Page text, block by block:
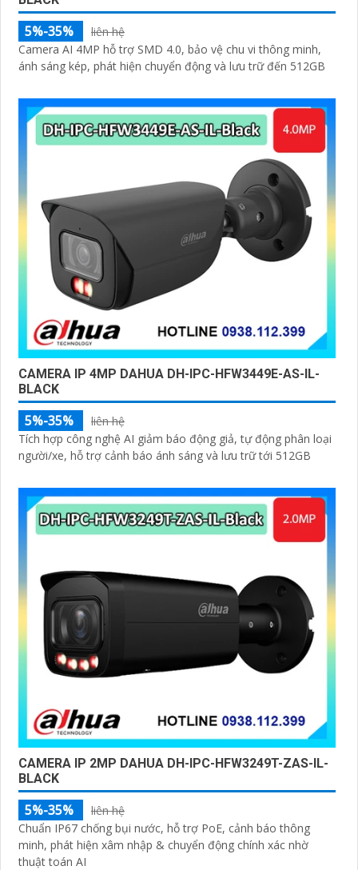
5%-35%
liên hệ
Camera AI 4MP hỗ trợ SMD 4.0, bảo vệ chu vi thông minh,
ánh sáng kép, phát hiện chuyển động và lưu trữ đến 512GB
CAMERA IP 4MP DAHUA DH-IPC-HFW3449E-AS-IL-
BLACK
5%-35%
liên hệ
Tích hợp công nghệ AI giảm báo động giả, tự động phân loại
người/xe, hỗ trợ cảnh báo ánh sáng và lưu trữ tới 512GB
CAMERA IP 2MP DAHUA DH-IPC-HFW3249T-ZAS-IL-
BLACK
5%-35%
liên hệ
Chuẩn IP67 chống bụi nước, hỗ trợ PoE, cảnh báo thông
minh, phát hiện xâm nhập & chuyển động chính xác nhờ
thuật toán AI